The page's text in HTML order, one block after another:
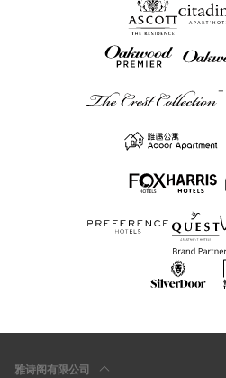
雅诗阁有限公司